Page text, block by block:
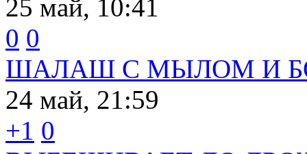
25 май, 10:41
0 0
ШАЛАШ С МЫЛОМ И
24 май, 21:59
+1 0